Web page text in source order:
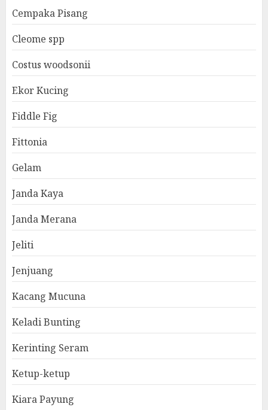
Cempaka Pisang
Cleome spp
Costus woodsonii
Ekor Kucing
Fiddle Fig
Fittonia
Gelam
Janda Kaya
Janda Merana
Jeliti
Jenjuang
Kacang Mucuna
Keladi Bunting
Kerinting Seram
Ketup-ketup
Kiara Payung